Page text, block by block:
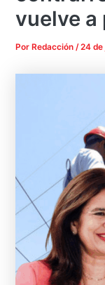
vuelve a
Por Redacción/24 de